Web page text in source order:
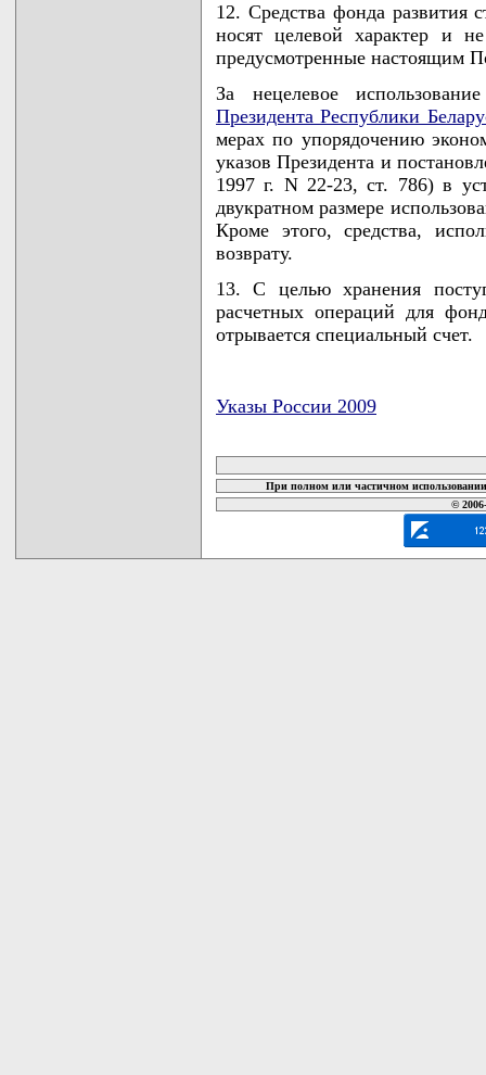
12. Средства фонда развития
носят целевой характер и
предусмотренные настоящим
За нецелевое
Президента Республики
мерах по упорядочению
указов Президента и
1997 г. N 22-23, ст. 786) в
двукратном размере
Кроме этого, средства,
возврату.
13. С целью хранения
расчетных операций для
отрывается специальный счет.
Указы России 2009
При полном или частичном
©